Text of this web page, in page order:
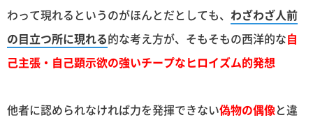
わって現れるというのがほんとだとしても、 わざわざ人前
の目立つ所に現れる的な考え方が、そもそもの西洋的な自
己主張・自己顕示欲の強いチープなヒロイズム的発想
他者に認められなければ力を発揮できない偽物の偶像と違